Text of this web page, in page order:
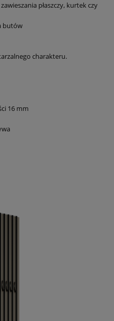
płaszczy, kurtek czy
butów
charakteru.
16 mm